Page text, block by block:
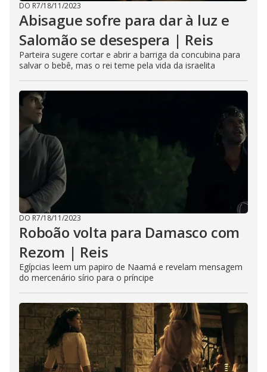
DO R7/18/11/2023
Abisague sofre para dar à luz e
Salomão se desespera | Reis
Parteira sugere cortar e abrir a barriga da concubina para
salvar o bebê, mas o rei teme pela vida da israelita
DO R7/18/11/2023
Roboão volta para Damasco com
Rezom | Reis
Egípcias leem um papiro de Naamá e revelam mensagem
do mercenário sírio para o príncipe